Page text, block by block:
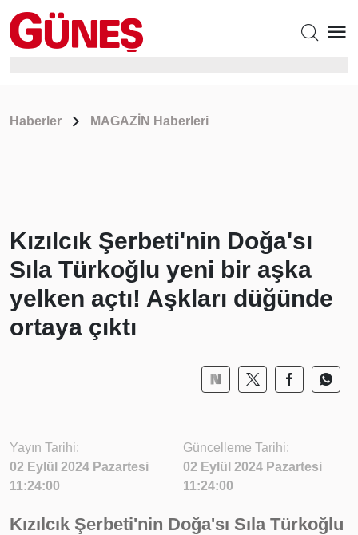
Haberler MAGAZİN Haberleri
Kızılcık Şerbeti'nin Doğa'sı
Sıla Türkoğlu yeni bir aşka
yelken açtı! Aşkları düğünde
ortaya çıktı
Yayın Tarihi:
02 Eylül 2024 Pazartesi
11:24:00
Güncelleme Tarihi:
02 Eylül 2024 Pazartesi
11:24:00
Kızılcık Şerbeti'nin Doğa'sı Sıla Türkoğlu